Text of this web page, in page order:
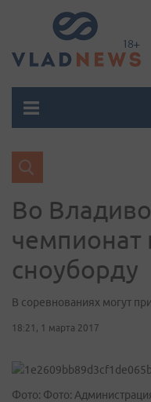
Во
чемпионат
сноуборду
В соревнованиях могут
18:21, 1 марта 2017
Фото: Фото: